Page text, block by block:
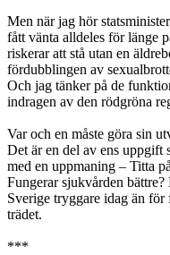
Men när jag hör
fått vänta alldeles för länge
riskerar att stå utan en
fördubblingen av
Och jag tänker på de
indragen av den rödgröna
Var och en måste göra sin
Det är en del av ens uppgift
med en uppmaning – Titta
Fungerar sjukvården
Sverige tryggare idag än för
trädet.
***